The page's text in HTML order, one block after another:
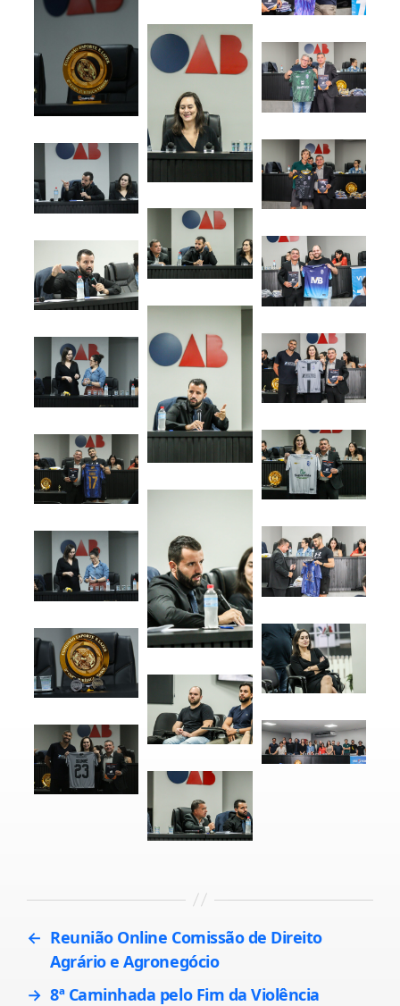
← Reunião Online Comissão de Direito
Agrário e Agronegócio
→ 8ª Caminhada pelo Fim da Violência